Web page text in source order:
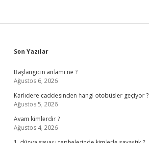
Sidebar
Son Yazılar
Başlangıcın anlamı ne ?
Ağustos 6, 2026
Karlıdere caddesinden hangi otobüsler geçiyor ?
Ağustos 5, 2026
Avam kimlerdir ?
Ağustos 4, 2026